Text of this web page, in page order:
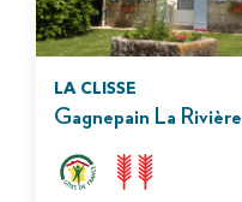
LA CLISSE
Gagnepain La Rivière